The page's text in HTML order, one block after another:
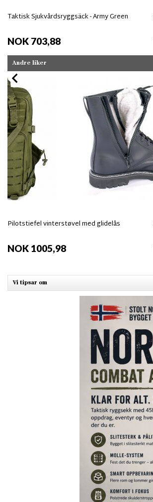
Taktisk Sjukvårdsryggsäck - Army Green
NOK 703,88
Andre liker
Pilotstiefel vinterstøvel med glidelås
NOK 1005,98
Vi tipsar om